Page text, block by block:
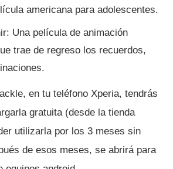
americana para adolescentes.
Una pelí­cula de animación
trae de regreso los recuerdos,
en tu teléfono Xperia, tendrás
gratuita (desde la tienda
utilizarla por los 3 meses sin
de esos meses, se abrirá para